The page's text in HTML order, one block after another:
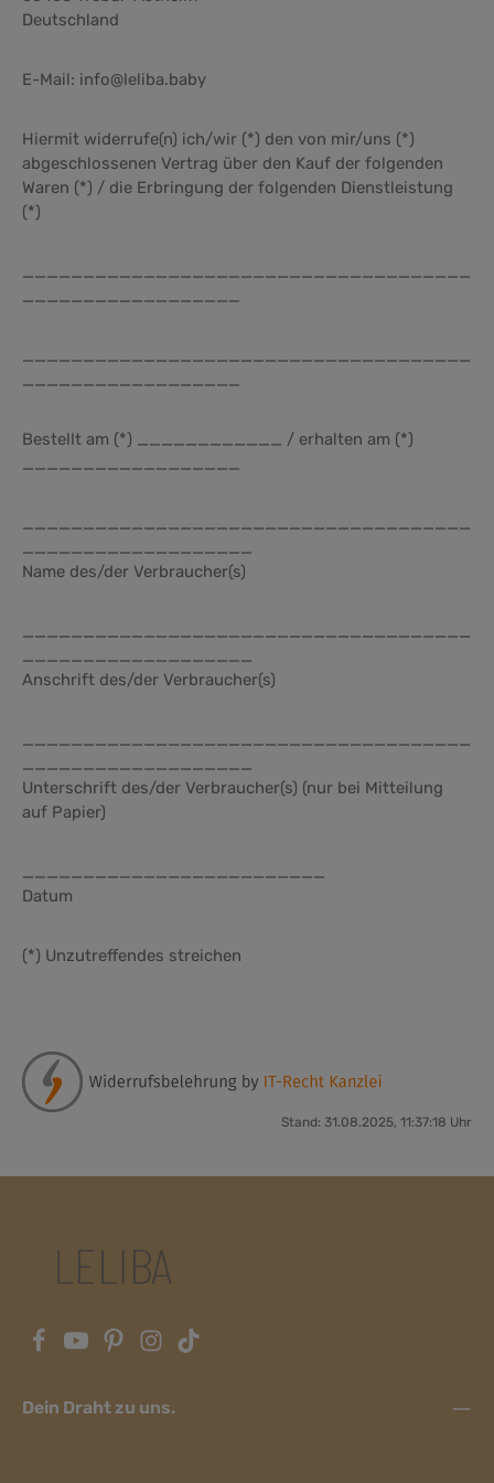
Deutschland
E-Mail: info@leliba.baby
Hiermit widerrufe(n) ich/wir (*) den von mir/uns (*)
abgeschlossenen Vertrag über den Kauf der folgenden
Waren (*) / die Erbringung der folgenden Dienstleistung
(*)
_____________________________________
__________________
_____________________________________
__________________
Bestellt am (*) ____________ / erhalten am (*)
__________________
_____________________________________
___________________
Name des/der Verbraucher(s)
_____________________________________
___________________
Anschrift des/der Verbraucher(s)
_____________________________________
___________________
Unterschrift des/der Verbraucher(s) (nur bei Mitteilung
auf Papier)
_________________________
Datum
(*) Unzutreffendes streichen
Stand: 31.08.2025, 11:37:18 Uhr
Dein Draht zu uns.